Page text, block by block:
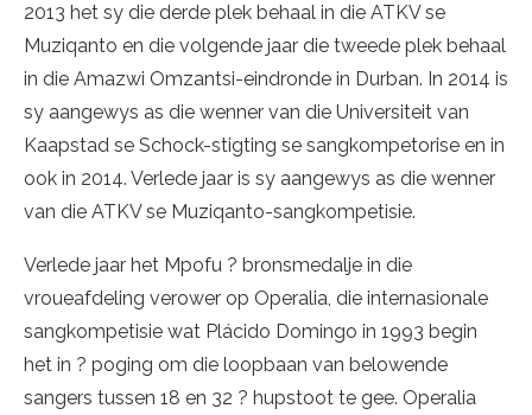
2013 het sy die derde plek behaal in die ATKV se
Muziqanto en die volgende jaar die tweede plek behaal
in die Amazwi Omzantsi-eindronde in Durban. In 2014 is
sy aangewys as die wenner van die Universiteit van
Kaapstad se Schock-stigting se sangkompetorise en in
ook in 2014. Verlede jaar is sy aangewys as die wenner
van die ATKV se Muziqanto-sangkompetisie.
Verlede jaar het Mpofu ? bronsmedalje in die
vroueafdeling verower op Operalia, die internasionale
sangkompetisie wat Plácido Domingo in 1993 begin
het in ? poging om die loopbaan van belowende
sangers tussen 18 en 32 ? hupstoot te gee. Operalia